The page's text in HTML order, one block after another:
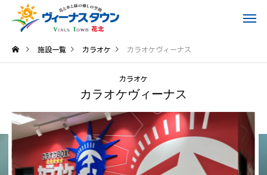
施設一覧 カラオケ カラオケヴィーナス
カラオケ
カラオケヴィーナス